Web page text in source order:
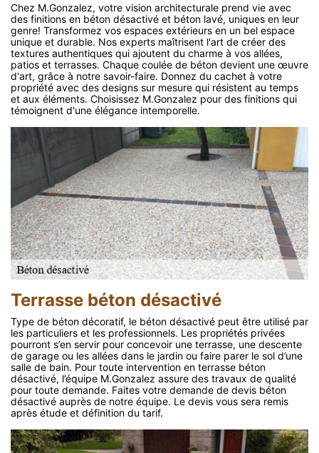
Chez M.Gonzalez, votre vision architecturale prend vie avec
des finitions en béton désactivé et béton lavé, uniques en leur
genre! Transformez vos espaces extérieurs en un bel espace
unique et durable. Nos experts maîtrisent l'art de créer des
textures authentiques qui ajoutent du charme à vos allées,
patios et terrasses. Chaque coulée de béton devient une œuvre
d'art, grâce à notre savoir-faire. Donnez du cachet à votre
propriété avec des designs sur mesure qui résistent au temps
et aux éléments. Choisissez M.Gonzalez pour des finitions qui
témoignent d'une élégance intemporelle.
Terrasse béton désactivé
Type de béton décoratif, le béton désactivé peut être utilisé par
les particuliers et les professionnels. Les propriétés privées
pourront s’en servir pour concevoir une terrasse, une descente
de garage ou les allées dans le jardin ou faire parer le sol d’une
salle de bain. Pour toute intervention en terrasse béton
désactivé, l’équipe M.Gonzalez assure des travaux de qualité
pour toute demande. Faites votre demande de devis béton
désactivé auprès de notre équipe. Le devis vous sera remis
après étude et définition du tarif.